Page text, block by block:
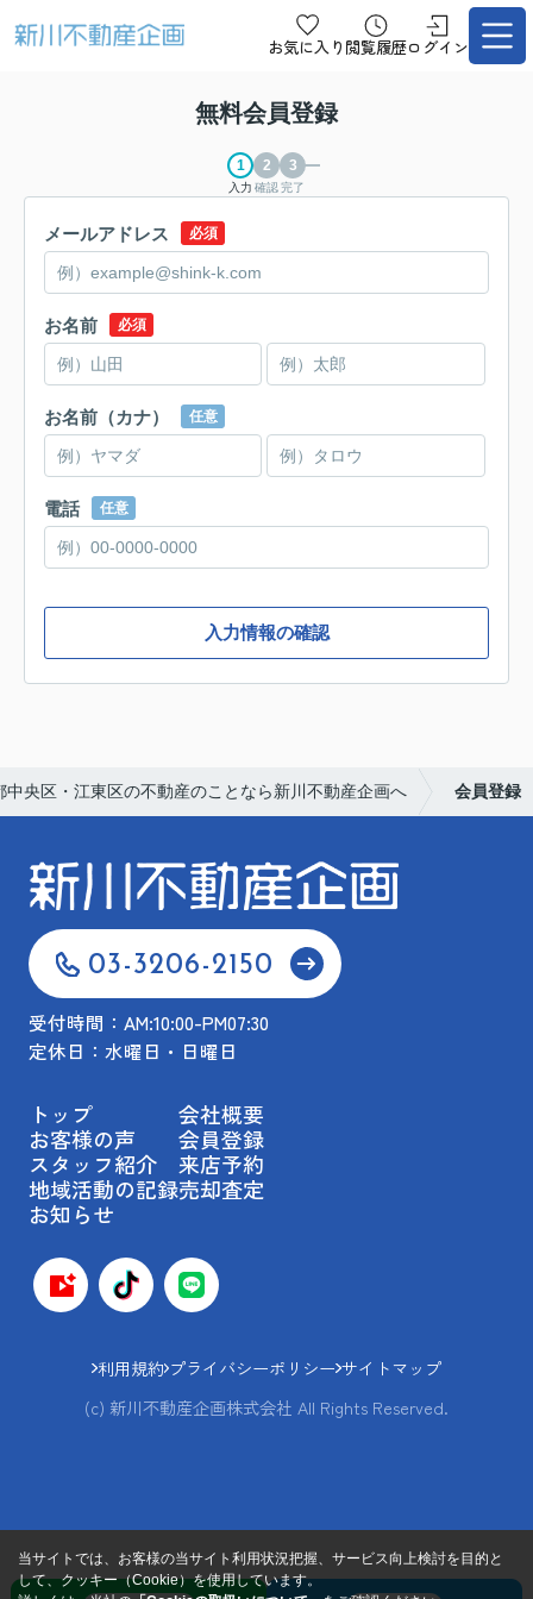
お気に入り 閲覧履歴ログイン
無料会員登録
入力 確認完了
メールアドレス 必須
お名前 必須
お名前（カナ） 任意
電話 任意
入力情報の確認
中央区・江東区の不動産のことなら新川不動産企画へ 会員登録
03-3206-2150
受付時間：AM:10:00-PM07:30
定休日：水曜日・日曜日
トップ
お客様の声
スタッフ紹介
地域活動の記録
お知らせ
会社概要
会員登録
来店予約
売却査定
利用規約 プライバシーポリシー サイトマップ
(c) 新川不動産企画株式会社 All Rights Reserved.
当サイトでは、お客様の当サイト利用状況把握、サービス向上検討を目的と
して、クッキー（Cookie）を使用しています。